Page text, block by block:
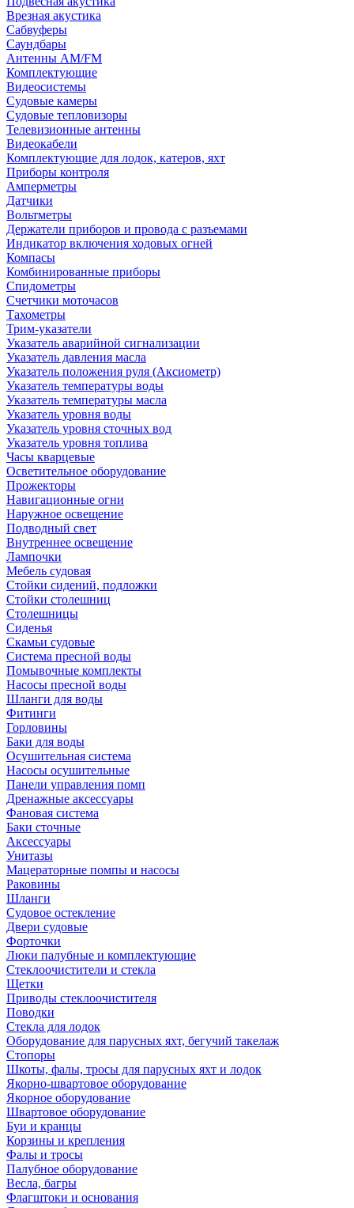
Врезная акустика
Сабвуферы
Саундбары
Антенны AM/FM
Комплектующие
Видеосистемы
Судовые камеры
Cудовые тепловизоры
Телевизионные антенны
Видеокабели
Комплектующие для лодок, катеров, яхт
Приборы контроля
Амперметры
Датчики
Вольтметры
Держатели приборов и провода с разъемами
Индикатор включения ходовых огней
Компасы
Комбинированные приборы
Спидометры
Счетчики моточасов
Тахометры
Трим-указатели
Указатель аварийной сигнализации
Указатель давления масла
Указатель положения руля (Аксиометр)
Указатель температуры воды
Указатель температуры масла
Указатель уровня воды
Указатель уровня сточных вод
Указатель уровня топлива
Часы кварцевые
Осветительное оборудование
Прожекторы
Навигационные огни
Наружное освещение
Подводный свет
Внутреннее освещение
Лампочки
Мебель судовая
Стойки сидений, подложки
Стойки столешниц
Столешницы
Сиденья
Скамьи судовые
Система пресной воды
Помывочные комплекты
Насосы пресной воды
Шланги для воды
Фитинги
Горловины
Баки для воды
Осушительная система
Насосы осушительные
Панели управления помп
Дренажные аксессуары
Фановая система
Баки сточные
Аксессуары
Унитазы
Мацераторные помпы и насосы
Раковины
Шланги
Судовое остекление
Двери судовые
Форточки
Люки палубные и комплектующие
Стеклоочистители и стекла
Щетки
Приводы стеклоочистителя
Поводки
Стекла для лодок
Оборудование для парусных яхт, бегучий такелаж
Стопоры
Шкоты, фалы, тросы для парусных яхт и лодок
Якорно-швартовое оборудование
Якорное оборудование
Швартовое оборудование
Буи и кранцы
Корзины и крепления
Фалы и тросы
Палубное оборудование
Весла, багры
Флагштоки и основания